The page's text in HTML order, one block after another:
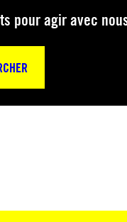
pour agir avec